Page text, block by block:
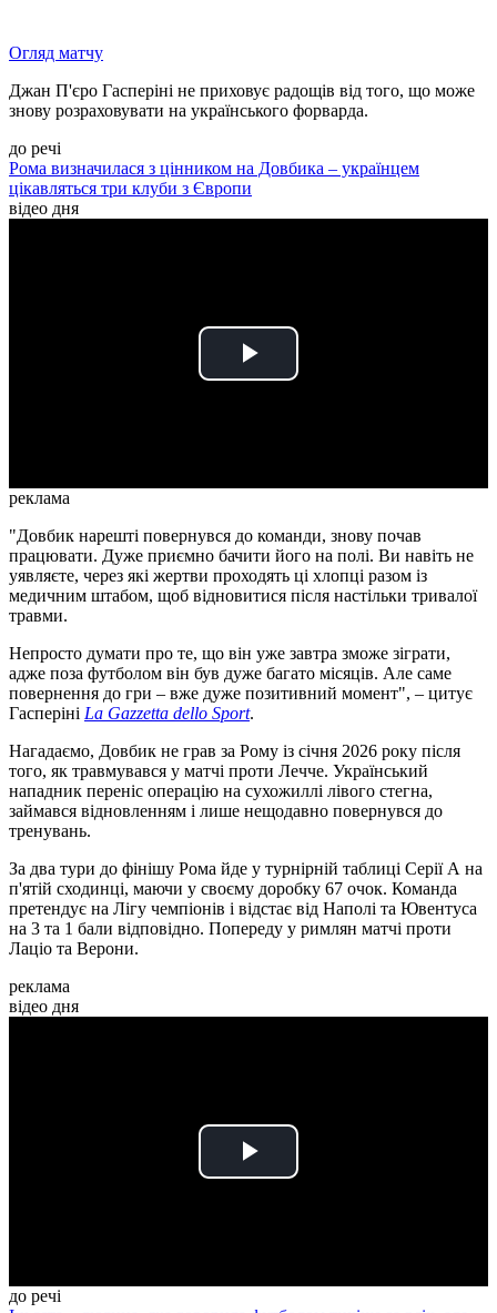
Огляд матчу
Джан П'єро Гасперіні не приховує радощів від того, що може
знову розраховувати на українського форварда.
до речі
Рома визначилася з цінником на Довбика – українцем
цікавляться три клуби з Європи
відео дня
Play
реклама
"Довбик нарешті повернувся до команди, знову почав
працювати. Дуже приємно бачити його на полі. Ви навіть не
уявляєте, через які жертви проходять ці хлопці разом із
медичним штабом, щоб відновитися після настільки тривалої
травми.
Непросто думати про те, що він уже завтра зможе зіграти,
адже поза футболом він був дуже багато місяців. Але саме
повернення до гри – вже дуже позитивний момент", – цитує
Гасперіні La Gazzetta dello Sport.
Нагадаємо, Довбик не грав за Рому із січня 2026 року після
того, як травмувався у матчі проти Лечче. Український
нападник переніс операцію на сухожиллі лівого стегна,
займався відновленням і лише нещодавно повернувся до
тренувань.
За два тури до фінішу Рома йде у турнірній таблиці Серії А на
п'ятій сходинці, маючи у своєму доробку 67 очок. Команда
претендує на Лігу чемпіонів і відстає від Наполі та Ювентуса
на 3 та 1 бали відповідно. Попереду у римлян матчі проти
Лаціо та Верони.
реклама
відео дня
Play
до речі